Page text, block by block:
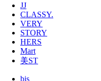
JJ
CLASSY.
VERY
STORY
HERS
Mart
美ST
bis